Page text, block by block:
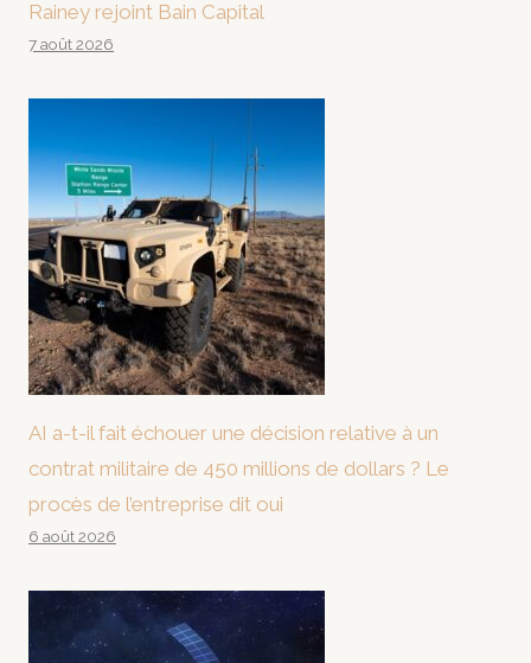
Rainey rejoint Bain Capital
7 août 2026
AI a-t-il fait échouer une décision relative à un
contrat militaire de 450 millions de dollars ? Le
procès de l’entreprise dit oui
6 août 2026